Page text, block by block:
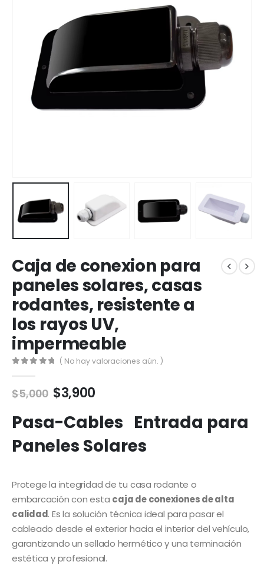
Caja de conexion para
paneles solares, casas
rodantes, resistente a
los rayos UV,
impermeable
( No hay valoraciones aún. )
$5,000 El
original
era:
$5,000.
$3,900El
actual
es:
$3,900.
Pasa-Cables Entrada para
Paneles Solares
Protege la integridad de tu casa rodante o
embarcación con esta caja de conexiones de alta
calidad. Es la solución técnica ideal para pasar el
cableado desde el exterior hacia el interior del vehículo,
garantizando un sellado hermético y una terminación
estética y profesional.